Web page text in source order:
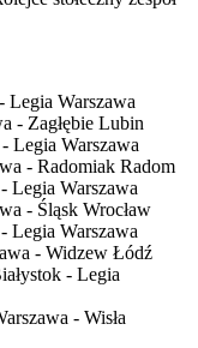
Legia Warszawa
- Zagłębie Lubin
Legia Warszawa
- Radomiak Radom
Legia Warszawa
- Śląsk Wrocław
Legia Warszawa
- Widzew Łódź
- Legia
- Wisła